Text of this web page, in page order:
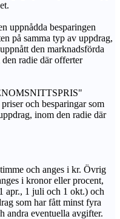
uppnådda besparingen
på samma typ av uppdrag,
den marknadsförda
radie där offerter
och besparingar som
inom den radie där
och anges i kr. Övrig
i kronor eller procent,
apr., 1 juli och 1 okt.) och
som har fått minst fyra
andra eventuella avgifter.